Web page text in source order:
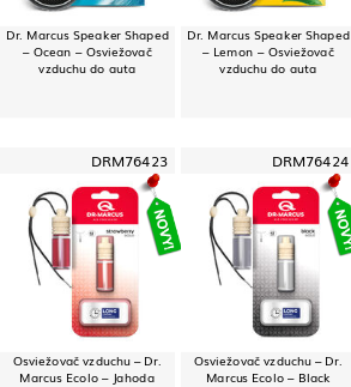
Dr. Marcus Speaker Shaped
– Ocean – Osviežovač
vzduchu do auta
Dr. Marcus Speaker Shaped
– Lemon – Osviežovač
vzduchu do auta
DRM76423
Osviežovač vzduchu – Dr.
Marcus Ecolo – Jahoda
DRM76424
Osviežovač vzduchu – Dr.
Marcus Ecolo – Black